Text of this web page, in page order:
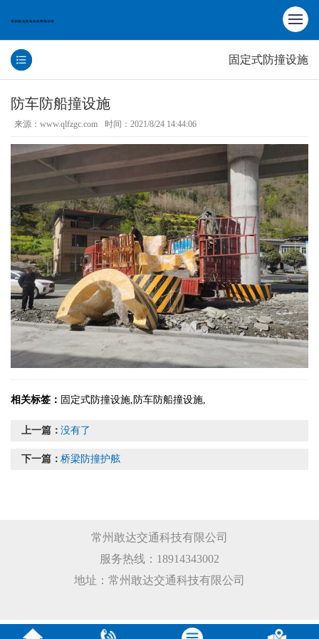
固定式防撞设施
防车防船撞设施
来源：www.qlfzgc.com 时间：2021/8/24 14:44:06
相关标签： 固定式防撞设施 防车防船撞设施
上一篇：没有了
下一篇：桥梁防撞护舷
常州敢达交通科技有限公司
服务热线：18914343002
地址：常州敢达交通科技有限公司